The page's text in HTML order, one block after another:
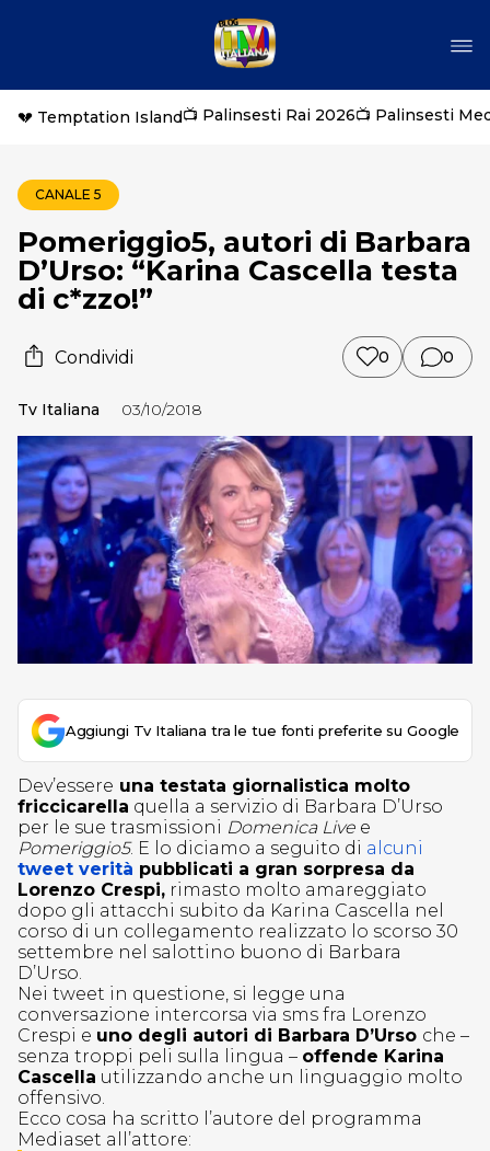
💔 Temptation Island📺 Palinsesti Rai 2026📺 Palinsesti
CANALE 5
Pomeriggio5, autori di Barbara
D’Urso: “Karina Cascella testa
di c*zzo!”
Condividi 0 0
Tv Italiana 03/10/2018
Aggiungi Tv Italiana tra le tue fonti preferite su Google
Dev’essere una testata giornalistica molto
friccicarella quella a servizio di Barbara D’Urso
per le sue trasmissioni Domenica Live e
Pomeriggio5. E lo diciamo a seguito di alcuni
tweet verità pubblicati a gran sorpresa da
Lorenzo Crespi, rimasto molto amareggiato
dopo gli attacchi subito da Karina Cascella nel
corso di un collegamento realizzato lo scorso 30
settembre nel salottino buono di Barbara
D’Urso.
Nei tweet in questione, si legge una
conversazione intercorsa via sms fra Lorenzo
Crespi e uno degli autori di Barbara D’Urso che –
senza troppi peli sulla lingua – offende Karina
Cascella utilizzando anche un linguaggio molto
offensivo.
Ecco cosa ha scritto l’autore del programma
Mediaset all’attore: